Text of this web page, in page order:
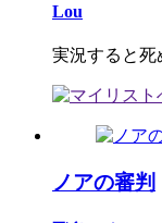
Lou
実況すると
ノアの審判